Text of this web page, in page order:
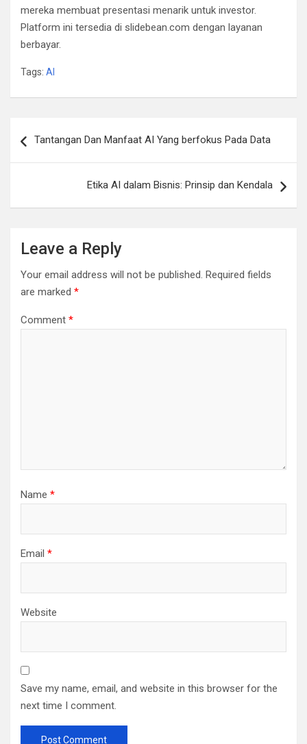
mereka membuat presentasi menarik untuk investor.
Platform ini tersedia di slidebean.com dengan layanan
berbayar.
Tags: AI
navigation
Tantangan Dan Manfaat AI Yang berfokus Pada Data
Etika AI dalam Bisnis: Prinsip dan Kendala
Leave a Reply
Your email address will not be published. Required fields
are marked *
Comment *
Name *
Email *
Website
Save my name, email, and website in this browser for the
next time I comment.